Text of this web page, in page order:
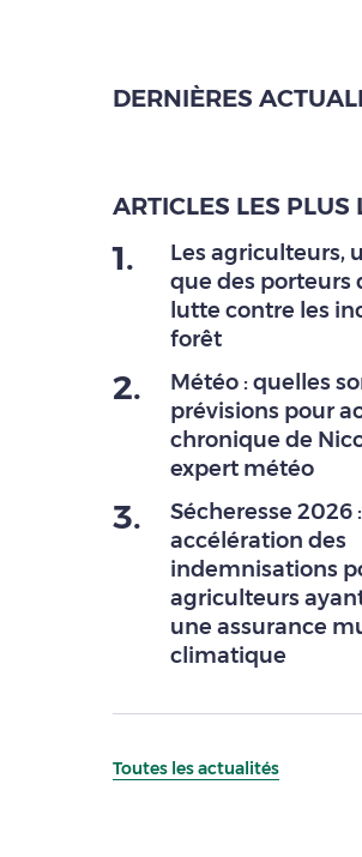
DERNIÈRES
ARTICLES LES PLUS
1.
Les agriculteurs,
que des porteurs
lutte contre les
forêt
2.
Météo : quelles
prévisions pour
chronique de
expert météo
3.
Sécheresse 2026
accélération des
indemnisations
agriculteurs
une assurance
climatique
Toutes les actualités